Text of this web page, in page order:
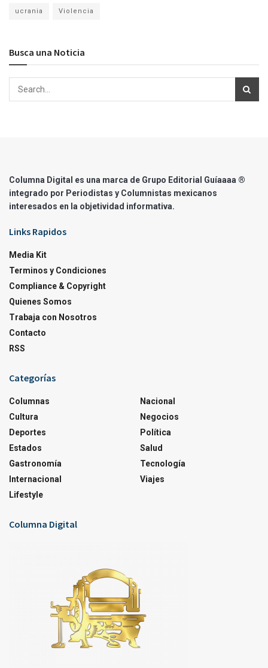
ucrania Violencia
Busca una Noticia
Columna Digital es una marca de Grupo Editorial Guíaaaa ®
integrado por Periodistas y Columnistas mexicanos
interesados en la objetividad informativa.
Links Rapidos
Media Kit
Terminos y Condiciones
Compliance & Copyright
Quienes Somos
Trabaja con Nosotros
Contacto
RSS
Categorías
Columnas
Cultura
Deportes
Estados
Gastronomía
Internacional
Lifestyle
Nacional
Negocios
Política
Salud
Tecnología
Viajes
Columna Digital